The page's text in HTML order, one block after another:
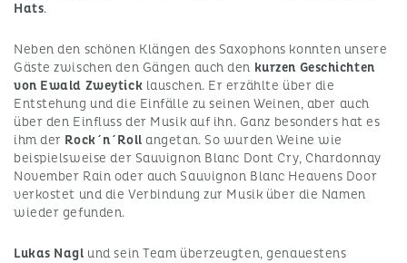
Hats.
Neben den schönen Klängen des Saxophons konnten unsere
Gäste zwischen den Gängen auch den kurzen Geschichten
von Ewald Zweytick lauschen. Er erzählte über die
Entstehung und die Einfälle zu seinen Weinen, aber auch
über den Einfluss der Musik auf ihn. Ganz besonders hat es
ihm der Rock´n´Rollangetan. So wurden Weine wie
beispielsweise der Sauvignon Blanc Dont Cry, Chardonnay
November Rain oder auch Sauvignon Blanc Heavens Door
verkostet und die Verbindung zur Musik über die Namen
wieder gefunden.
Lukas Nagl und sein Team überzeugten, genauestens